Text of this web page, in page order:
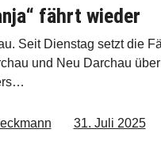
fährt wieder
Seit Dienstag setzt die
und Neu Darchau
31. Juli 2025